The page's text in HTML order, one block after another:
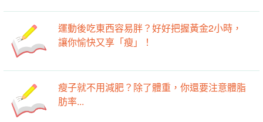
運動後吃東西容易胖？好好把握黃金2小時，
讓你愉快又享「瘦」！
瘦子就不用減肥？除了體重，你還要注意體脂
肪率...